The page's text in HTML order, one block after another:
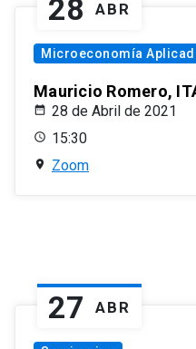
28 ABR
Microeconomía
Mauricio Romero,
28 de Abril de 2021
15:30
Zoom
27 ABR